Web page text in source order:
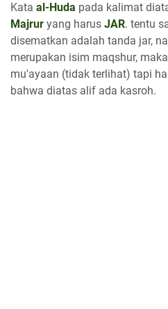
Kata al-Huda pada kalimat
Majrur yang harus JAR. tentu
disematkan adalah tanda jar,
merupakan isim maqshur,
mu'ayaan (tidak terlihat) tapi
bahwa diatas alif ada kasroh.